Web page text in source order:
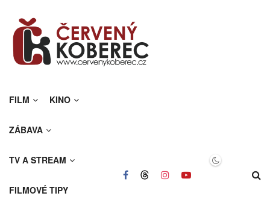
FILM KINO
ZÁBAVA
TV A STREAM
FILMOVÉ TIPY